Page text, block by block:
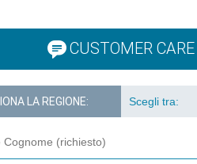
CUSTOMER CARE
LA REGIONE: